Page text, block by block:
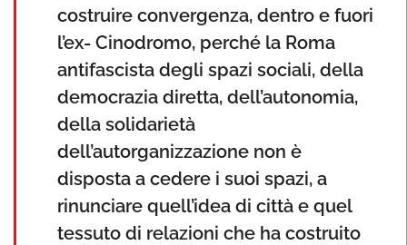
costruire convergenza, dentro e fuori
l’ex- Cinodromo, perché la Roma
antifascista degli spazi sociali, della
democrazia diretta, dell’autonomia,
della solidarietà
dell’autorganizzazione non è
disposta a cedere i suoi spazi, a
rinunciare quell’idea di città e quel
tessuto di relazioni che ha costruito